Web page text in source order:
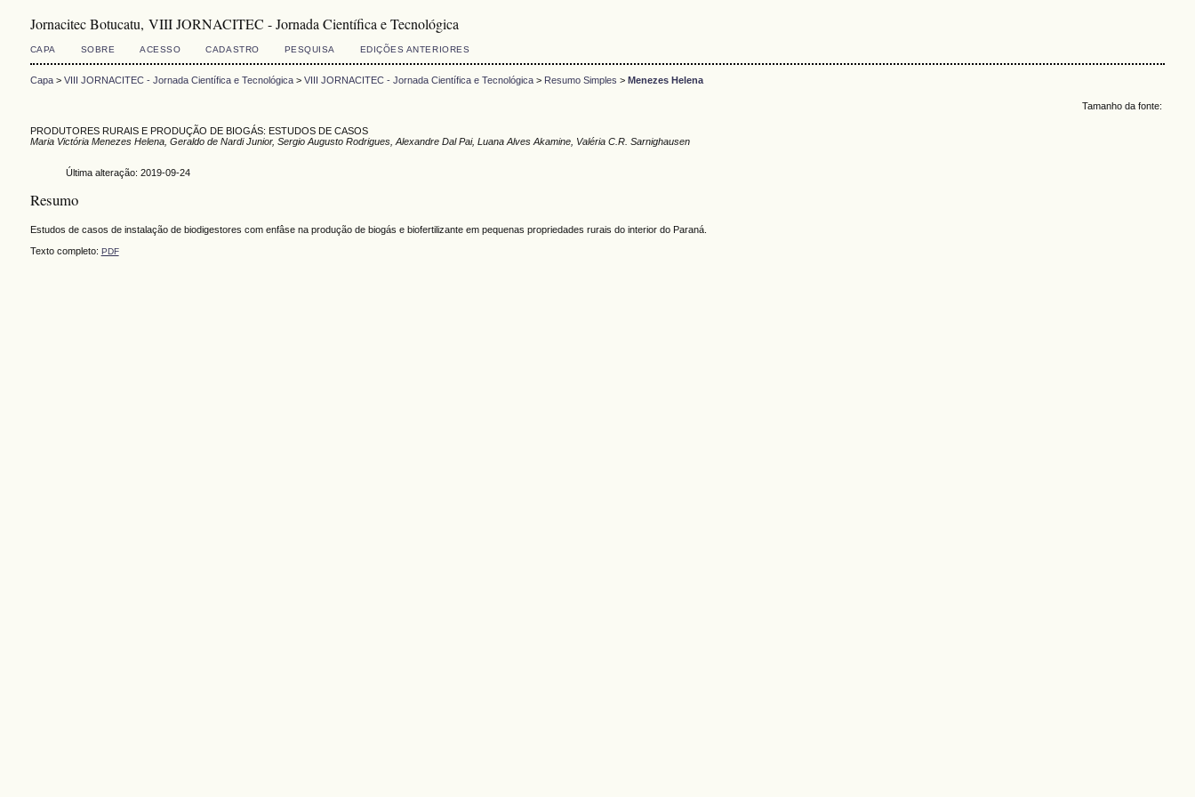
Jornacitec Botucatu, VIII JORNACITEC - Jornada Científica e Tecnológica
CAPA SOBRE ACESSO CADASTRO PESQUISA EDIÇÕES ANTERIORES
Capa> VIII JORNACITEC - Jornada Científica e Tecnológica> VIII JORNACITEC - Jornada Científica e Tecnológica> Resumo Simples > Menezes Helena
Tamanho da fonte:
PRODUTORES RURAIS E PRODUÇÃO DE BIOGÁS: ESTUDOS DE CASOS
Maria Victória Menezes Helena, Geraldo de Nardi Junior, Sergio Augusto Rodrigues, Alexandre Dal Pai, Luana Alves Akamine, Valéria C.R. Sarnighausen
Última alteração: 2019-09-24
Resumo
Estudos de casos de instalação de biodigestores com enfâse na produção de biogás e biofertilizante em pequenas propriedades rurais do interior do Paraná.
Texto completo: PDF